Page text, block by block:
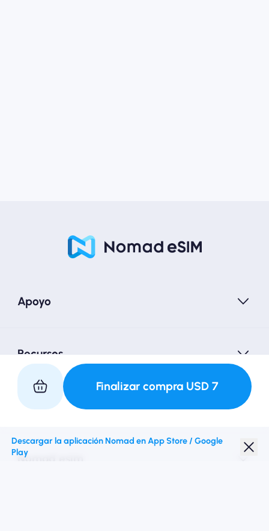
Finalizar compra USD7
Apoyo
Recursos
Asociarse con nosotros
Nomad esim
Descargar la aplicación Nomad en App Store / Google
Play